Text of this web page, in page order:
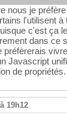
nous je
l'utilisent
c'est ça
dans ce
préfèrerais
Javascript
de propriétés.
19h12